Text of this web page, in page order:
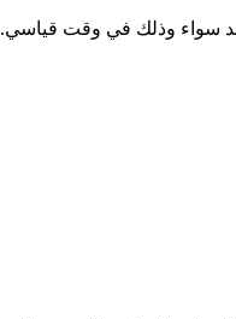
حد سواء وذلك في وقت قياسي.